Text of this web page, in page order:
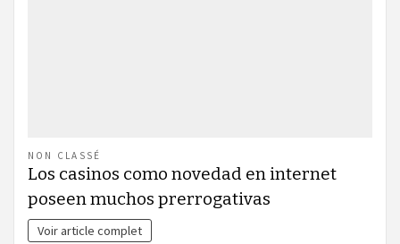
NON CLASSÉ
Los casinos como novedad en internet
poseen muchos prerrogativas
Voir article complet